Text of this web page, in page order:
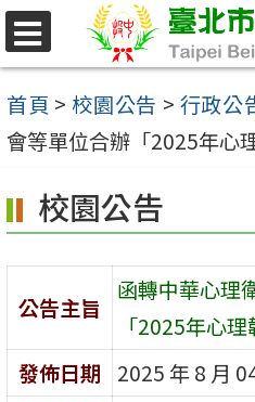
跳
至
主
要
容
區
首頁 > 校園公告 > 行政公
會等單位合辦「2025年心
校園公告
公告主旨
函轉中華心理
「2025年心理
發佈日期
2025 年 8 月
選
單